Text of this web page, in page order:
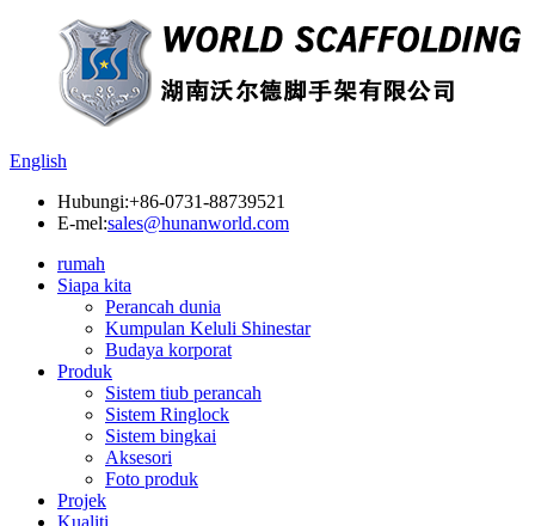
English
Hubungi:+86-0731-88739521
E-mel:sales@hunanworld.com
rumah
Siapa kita
Perancah dunia
Kumpulan Keluli Shinestar
Budaya korporat
Produk
Sistem tiub perancah
Sistem Ringlock
Sistem bingkai
Aksesori
Foto produk
Projek
Kualiti